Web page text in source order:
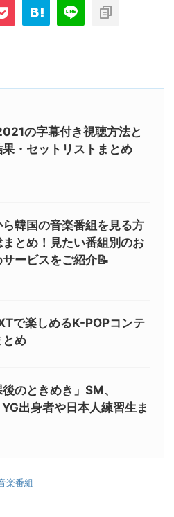
の字幕付き視聴方法と
果・セットリストまとめ
ら韓国の音楽番組を見る方
とめ！見たい番組別のお
ービスをご紹介📝
で楽しめるK-POPコンテ
とめ
後のときめき」SM、
出身者や日本人練習生ま
楽番組